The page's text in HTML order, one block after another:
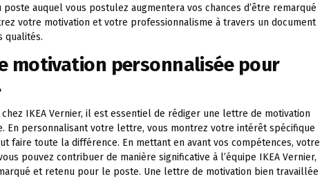
poste auquel vous postulez augmentera vos chances d’être remarqué
votre motivation et votre professionnalisme à travers un document
qualités.
motivation personnalisée pour
IKEA Vernier, il est essentiel de rédiger une lettre de motivation
En personnalisant votre lettre, vous montrez votre intérêt spécifique
faire toute la différence. En mettant en avant vos compétences, votre
pouvez contribuer de manière significative à l’équipe IKEA Vernier,
et retenu pour le poste. Une lettre de motivation bien travaillée